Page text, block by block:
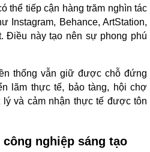
thể tiếp cận hàng trăm nghìn tác
Instagram, Behance, ArtStation,
Điều này tạo nên sự phong phú
thống vẫn giữ được chỗ đứng
lãm thực tế, bảo tàng, hội chợ
và cảm nhận thực tế được tôn
nghiệp sáng tạo